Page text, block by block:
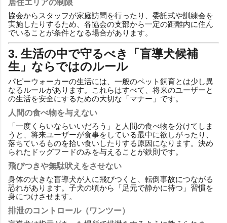
居住エリアの制限
協会からスタッフが家庭訪問を行ったり、委託式や訓練会を
実施したりするため、各協会の支部から一定の距離内に住ん
でいることが条件となる場合があります。
3. 生活の中で守るべき「盲導犬候補
生」ならではのルール
パピーウォーカーの生活には、一般のペット飼育とは少し異
なるルールがあります。これらはすべて、将来のユーザーと
の生活を安全にするための大切な「マナー」です。
人間の食べ物を与えない
「一度くらいならいいだろう」と人間の食べ物を分けてしま
うと、将来ユーザーが食事をしている最中に欲しがったり、
落ちているものを拾い食いしたりする原因になります。決め
られたドッグフードのみを与えることが鉄則です。
飛びつきや無駄吠えをさせない
身体の大きな盲導犬が人に飛びつくと、転倒事故につながる
恐れがあります。子犬の頃から「足元で静かに待つ」習慣を
身につけさせます。
排泄のコントロール（ワンツー）